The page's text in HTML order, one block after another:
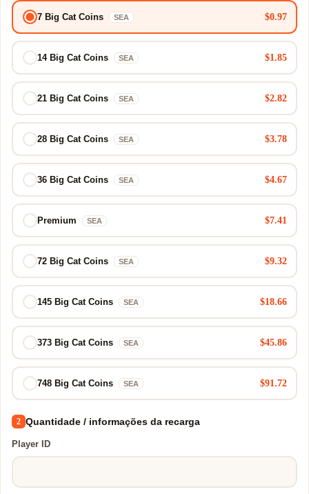
7 Big Cat Coins SEA $0.97
14 Big Cat Coins SEA $1.85
21 Big Cat Coins SEA $2.82
28 Big Cat Coins SEA $3.78
36 Big Cat Coins SEA $4.67
Premium SEA $7.41
72 Big Cat Coins SEA $9.32
145 Big Cat Coins SEA $18.66
373 Big Cat Coins SEA $45.86
748 Big Cat Coins SEA $91.72
2 Quantidade / informações da recarga
Player ID